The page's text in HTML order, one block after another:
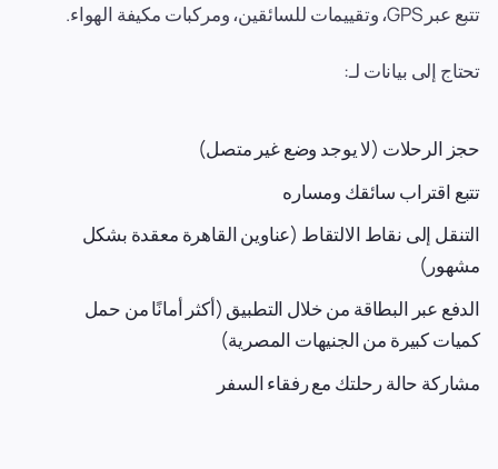
تتبع عبر GPS، وتقييمات للسائقين، ومركبات مكيفة الهواء.
تحتاج إلى بيانات لـ:
حجز الرحلات (لا يوجد وضع غير متصل)
تتبع اقتراب سائقك ومساره
التنقل إلى نقاط الالتقاط (عناوين القاهرة معقدة بشكل
مشهور)
الدفع عبر البطاقة من خلال التطبيق (أكثر أمانًا من حمل
كميات كبيرة من الجنيهات المصرية)
مشاركة حالة رحلتك مع رفقاء السفر